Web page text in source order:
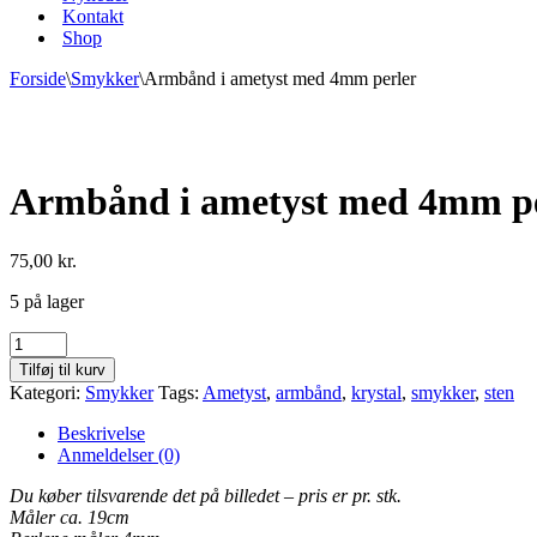
Kontakt
Shop
Forside\Smykker\Armbånd i ametyst med 4mm perler
Armbånd i ametyst med 4mm
75,00 kr.
5 på lager
Armbånd
i
ametyst
med
4mm
perler
Tilføj til kurv
Kategori: Smykker Tags: Ametyst, armbånd, krystal, smykker, sten
Beskrivelse
Anmeldelser (0)
Du køber tilsvarende det på billedet – pris er pr. stk.
Måler ca. 19cm